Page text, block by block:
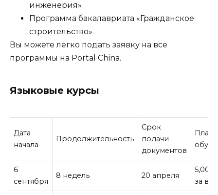
инженерия»
Программа бакалавриата «Гражданское
строительство»
Вы можете легко подать заявку на все
программы на Portal China.
Языковые курсы
Дата
начала
Продолжительность
Срок
подачи
документов
Плата
6
сентября
8 недель 20 апреля
5,000
за все